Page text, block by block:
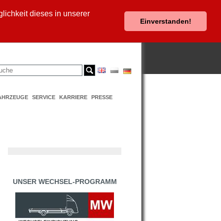
dieses in unserer
Einverstanden!
SERVICE KARRIERE PRESSE
UNSER WECHSEL-PROGRAMM